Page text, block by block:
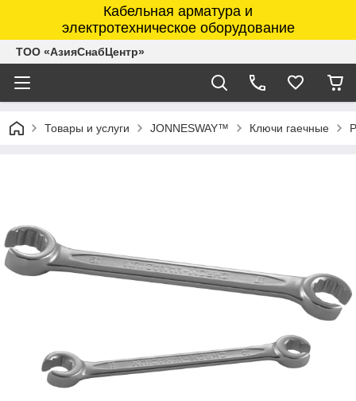
Кабельная арматура и
электротехническое оборудование
ТОО «АзияСнабЦентр»
Товары и услуги JONNESWAY™ Ключи гаечные